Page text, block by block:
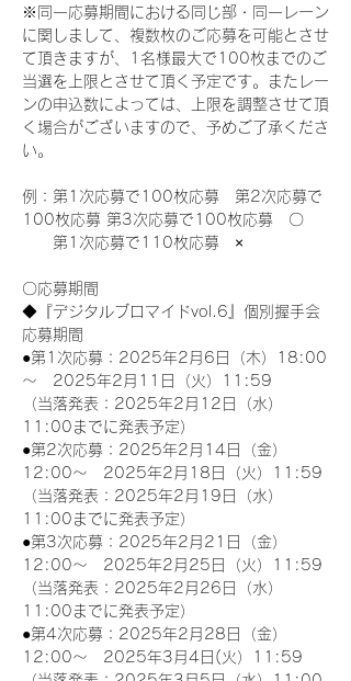
※同一応募期間における同じ部・同一レーン
に関しまして、複数枚のご応募を可能とさせ
て頂きますが、1名様最大で100枚までのご
当選を上限とさせて頂く予定です。またレー
ンの申込数によっては、上限を調整させて頂
く場合がございますので、予めご了承くださ
い。
例：第1次応募で100枚応募　第2次応募で
100枚応募 第3次応募で100枚応募　〇
第1次応募で110枚応募　×
〇応募期間
◆『デジタルブロマイドvol.6』個別握手会
応募期間
●第1次応募：2025年2月6日（木）18:00
～　2025年2月11日（火）11:59
（当落発表：2025年2月12日（水）
11:00までに発表予定）
●第2次応募：2025年2月14日（金）
12:00～　2025年2月18日（火）11:59
（当落発表：2025年2月19日（水）
11:00までに発表予定）
●第3次応募：2025年2月21日（金）
12:00～　2025年2月25日（火）11:59
（当落発表：2025年2月26日（水）
11:00までに発表予定）
●第4次応募：2025年2月28日（金）
12:00～　2025年3月4日(火）11:59